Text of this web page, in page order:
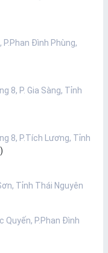
Đình Phùng,
8, P. Gia Sàng, Tỉnh
8, P.Tích Lương, Tỉnh
Tỉnh Thái Nguyên
Quyến, P.Phan Đình